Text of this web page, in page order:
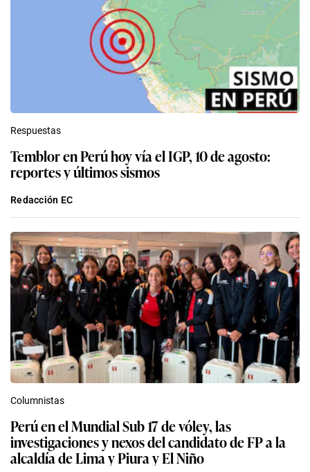
Respuestas
Temblor en Perú hoy vía el IGP, 10 de agosto:
reportes y últimos sismos
Redacción EC
Columnistas
Perú en el Mundial Sub 17 de vóley, las
investigaciones y nexos del candidato de FP a la
alcaldía de Lima y Piura y El Niño